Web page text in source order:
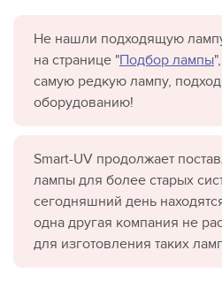
Не нашли подходящую
на странице "Подбор лампы
самую редкую лампу,
оборудованию!
Smart-UV продолжает
лампы для более старых
сегодняшний день
одна другая компания не
для изготовления таких